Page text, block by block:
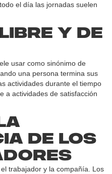
el día las jornadas suelen
y de
usar como sinónimo de
una persona termina sus
actividades durante el tiempo
a actividades de satisfacción
de los
trabajador y la compañía. Los